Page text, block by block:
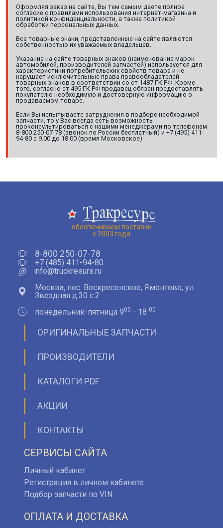
Оформляя заказ на сайте, Вы тем самым даете полное
согласие с правилами использования интернет-магазина и
политикой конфиденциальности, а также политикой
обработки персональных данных.
Все товарные знаки, представленные на сайте являются
собственностью их уважаемых владельцев.
Указание на сайте товарных знаков (наименование марок
автомобилей, производителей запчастей) используется для
характеристики потребительских свойств товара и не
нарушает исключительные права правообладателей
товарных знаков в соответствии со ст 1487 ГК РФ. Кроме
того, согласно ст 495 ГК РФ продавец обязан предоставлять
покупателю необходимую и достоверную информацию о
продаваемом товаре.
Если Вы испытываете затруднения в подборе необходимой
запчасти, то у Вас всегда есть возможность
проконсультироваться с нашими менеджерами по телефонам
8-800 250-07-78 (звонок по России бесплатный) и +7 (495) 411-
94-80 с 9.00 до 18.00 (время Московское)
обеспечиваем поставки
с 2003 года
8-800 250-07-78
+7 (485) 411-94-80
@
info@truckresurs.ru
Москва, пос. Воскресенское, Ямонтово, ул.
Звездная д.30 с.2
понедельник-пятница 900 - 18 00
ОРИГИНАЛЬНЫЕ ЗАПЧАСТИ
ПРОИЗВОДИТЕЛИ
КАТАЛОГИ PDF
АКЦИИ
КОНТАКТЫ
СЕРВИСЫ САЙТА
Личный кабинет
Регистрация в личном кабинете
Подбор запчасти по VIN
ОПЛАТА И ДОСТАВКА